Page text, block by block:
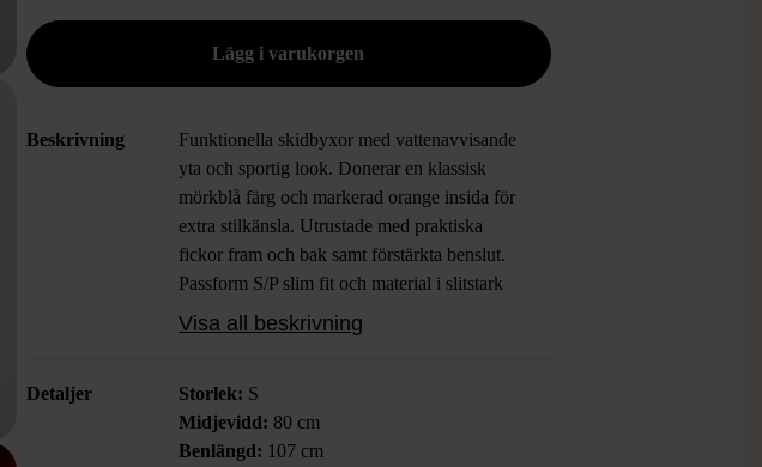
Beskrivning
Funktionella skidbyxor med vattenavvisande
yta och sportig look. Donerar en klassisk
mörkblå färg och markerad orange insida för
extra stilkänsla. Utrustade med praktiska
fickor fram och bak samt förstärkta benslut.
Passform S/P slim fit och material i slitstark
polyester både utvändigt och invändigt gör
dem perfekta för en aktiv dag i backen.
Visa all beskrivning
Detaljer Storlek: S
Midjevidd: 80 cm
Benlängd: 107 cm